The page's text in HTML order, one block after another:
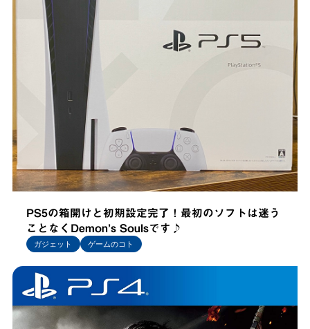
PS5の箱開けと初期設定完了！最初のソフトは迷う
ことなくDemon’s Soulsです♪
ガジェット ゲームのコト